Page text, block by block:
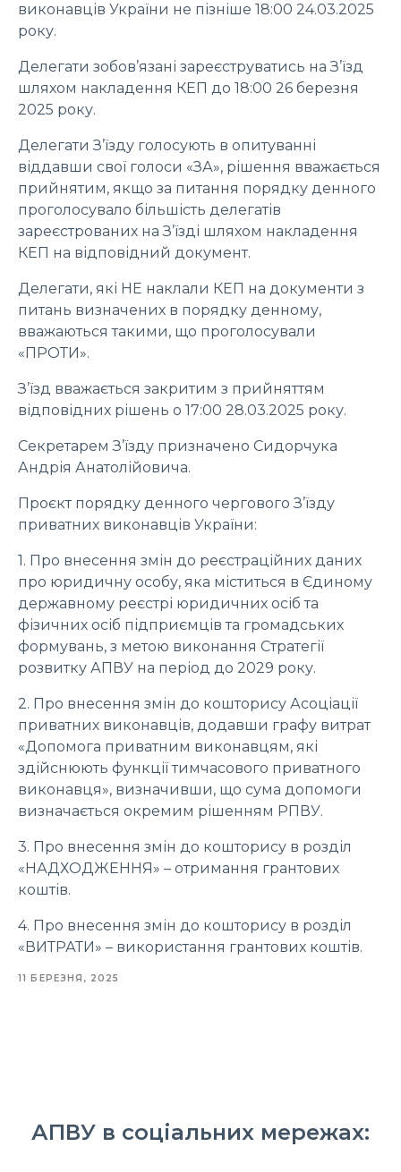
виконавців України не пізніше 18:00 24.03.2025
року.
Делегати зобов’язані зареєструватись на З’їзд
шляхом накладення КЕП до 18:00 26 березня
2025 року.
Делегати З’їзду голосують в опитуванні
віддавши свої голоси «ЗА», рішення вважається
прийнятим, якщо за питання порядку денного
проголосувало більшість делегатів
зареєстрованих на З’їзді шляхом накладення
КЕП на відповідний документ.
Делегати, які НЕ наклали КЕП на документи з
питань визначених в порядку денному,
вважаються такими, що проголосували
«ПРОТИ».
З’їзд вважається закритим з прийняттям
відповідних рішень о 17:00 28.03.2025 року.
Секретарем З’їзду призначено Сидорчука
Андрія Анатолійовича.
Проєкт порядку денного чергового З’їзду
приватних виконавців України:
1. Про внесення змін до реєстраційних даних
про юридичну особу, яка міститься в Єдиному
державному реєстрі юридичних осіб та
фізичних осіб підприємців та громадських
формувань, з метою виконання Стратегії
розвитку АПВУ на період до 2029 року.
2. Про внесення змін до кошторису Асоціації
приватних виконавців, додавши графу витрат
«Допомога приватним виконавцям, які
здійснюють функції тимчасового приватного
виконавця», визначивши, що сума допомоги
визначається окремим рішенням РПВУ.
3. Про внесення змін до кошторису в розділ
«НАДХОДЖЕННЯ» – отримання грантових
коштів.
4. Про внесення змін до кошторису в розділ
«ВИТРАТИ» – використання грантових коштів.
11 БЕРЕЗНЯ, 2025
АПВУ в соціальних мережах: